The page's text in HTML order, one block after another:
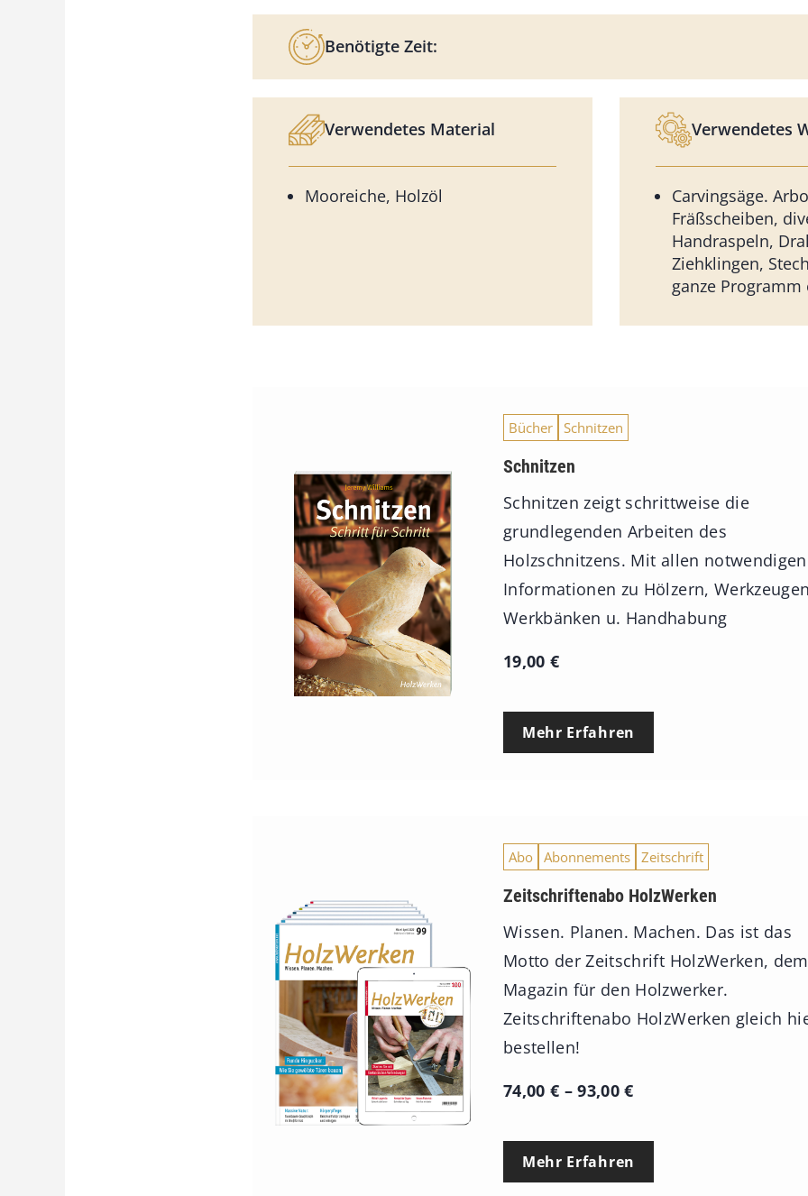
Benötigte Zeit:
Verwendetes Material
Mooreiche, Holzöl
Verwendetes
Carvingsäge.
Fräßscheiben,
Handraspeln,
Ziehklingen,
ganze Programm
Bücher Schnitzen
Schnitzen
Schnitzen zeigt schrittweise die
grundlegenden Arbeiten des
Holzschnitzens. Mit allen notwendigen
Informationen zu Hölzern,
Werkbänken u. Handhabung
19,00 €
Mehr Erfahren
Abo Abonnements Zeitschrift
Zeitschriftenabo HolzWerken
Wissen. Planen. Machen. Das ist das
Motto der Zeitschrift HolzWerken, dem
Magazin für den Holzwerker.
Zeitschriftenabo HolzWerken gleich
bestellen!
74,00 € –93,00€P
e
Mehr Erfahren